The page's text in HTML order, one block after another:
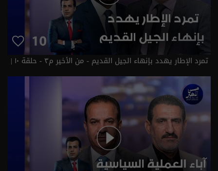
تمرد الإطار يهدد بإنهاء الجيل القديم - من الأخير م٣ - حلقة ١٠ |
الموسم 3